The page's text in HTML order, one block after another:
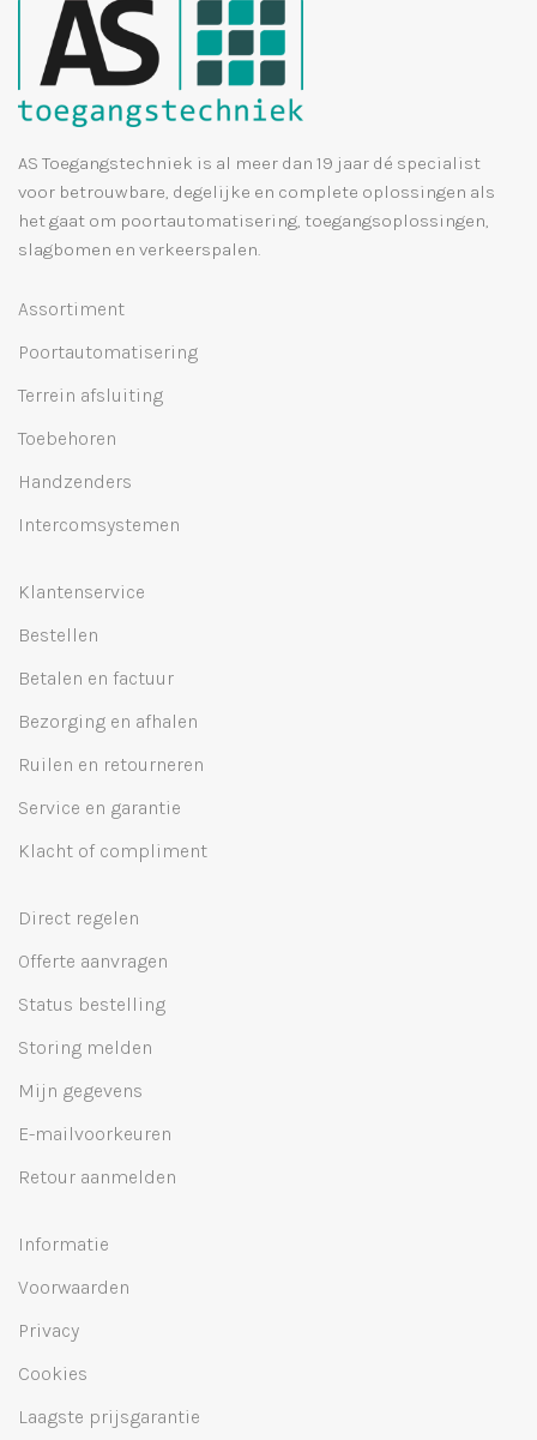
AS Toegangstechniek is al meer dan 19 jaar dé specialist
voor betrouwbare, degelijke en complete oplossingen als
het gaat om poortautomatisering, toegangsoplossingen,
slagbomen en verkeerspalen.
Assortiment
Poortautomatisering
Terrein afsluiting
Toebehoren
Handzenders
Intercomsystemen
Klantenservice
Bestellen
Betalen en factuur
Bezorging en afhalen
Ruilen en retourneren
Service en garantie
Klacht of compliment
Direct regelen
Offerte aanvragen
Status bestelling
Storing melden
Mijn gegevens
E-mailvoorkeuren
Retour aanmelden
Informatie
Voorwaarden
Privacy
Cookies
Laagste prijsgarantie